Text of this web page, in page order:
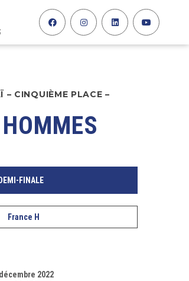
CINQUIÈME PLACE –
DEMI-FINALE
France H
2022